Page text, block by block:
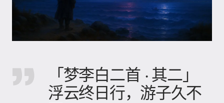
「梦李白二首 · 其二」
浮云终日行，游子久不